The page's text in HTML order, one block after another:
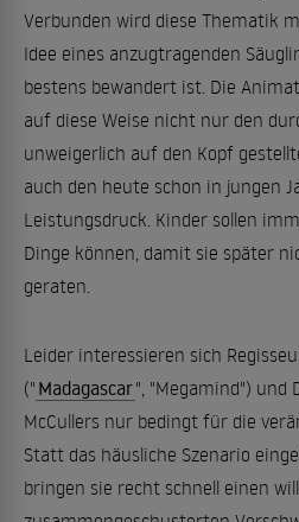
Verbunden wird diese Thematik
Idee eines anzugtragenden
bestens bewandert ist. Die
auf diese Weise nicht nur den
unweigerlich auf den Kopf
auch den heute schon in jungen
Leistungsdruck. Kinder sollen
Dinge können, damit sie später
geraten.
Leider interessieren sich
(" Madagascar", "Megamind") und
McCullers nur bedingt für die
Statt das häusliche Szenario
bringen sie recht schnell einen